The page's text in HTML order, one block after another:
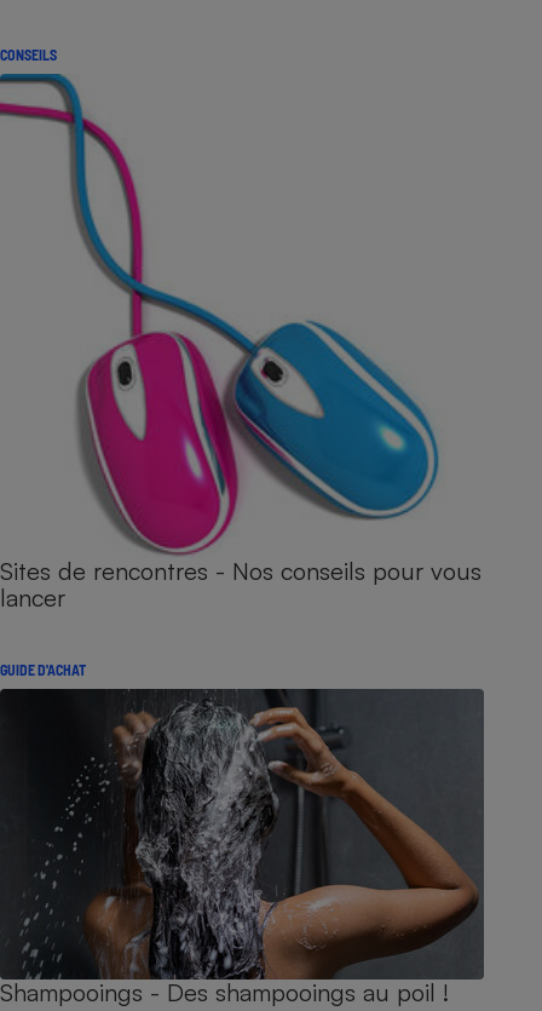
CONSEILS
Sites de rencontres - Nos conseils pour vous
lancer
GUIDE D'ACHAT
Shampooings - Des shampooings au poil !